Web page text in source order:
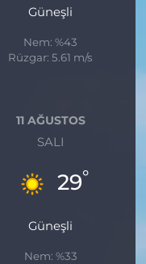
Güneşli
Nem: %43
Rüzgar: 5.61 m/s
11 AĞUSTOS
SALI
29°
Güneşli
Nem: %33